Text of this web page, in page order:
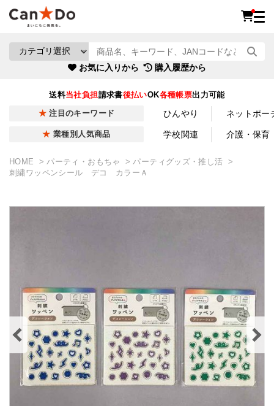
お気に入りから 購入履歴から
送料当社負担請求書後払いOK各種帳票出力可能
注目のキーワード ひんやり ネットポー
業種別人気商品 学校関連 介護・保育
HOME パーティ・おもちゃ
パーティグッズ・推し活
刺繍ワッペンシール デコ カラーＡ